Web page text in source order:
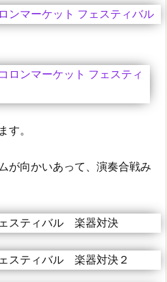
す。
が向かいあって、演奏合戦み